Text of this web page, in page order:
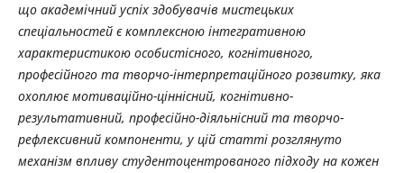
що академічний успіх здобувачів мистецьких
спеціальностей є комплексною інтегративною
характеристикою особистісного, когнітивного,
професійного та творчо-інтерпретаційного розвитку, яка
охоплює мотиваційно-ціннісний, когнітивно-
результативний, професійно-діяльнісний та творчо-
рефлексивний компоненти, у цій статті розглянуто
механізм впливу студентоцентрованого підходу на кожен